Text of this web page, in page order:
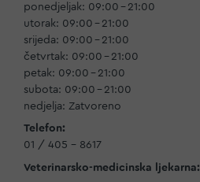
ponedjeljak: 09:00 – 21:00
utorak: 09:00 – 21:00
srijeda: 09:00 – 21:00
četvrtak: 09:00 – 21:00
petak: 09:00 – 21:00
subota: 09:00 – 21:00
nedjelja: Zatvoreno
Telefon:
01 / 405 - 8617
Veterinarsko-medicinska ljekarna: